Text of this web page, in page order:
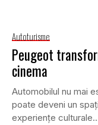
Autoturisme
Peugeot
cinema
Automobilul nu mai
poate deveni un
experiențe